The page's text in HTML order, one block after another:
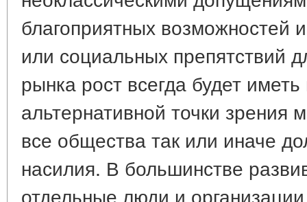
благоприятных возможностей
или социальных препятствий
рынка рост всегда будет
альтернативной точки зрения
все общества так или иначе
насилия. В большинстве
отдельные люди и